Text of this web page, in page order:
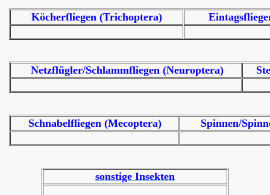
Köcherfliegen (Trichoptera)
Netzflügler/Schlammfliegen (Neuroptera)
Schnabelfliegen (Mecoptera) Spinnen/
sonstige Insekten